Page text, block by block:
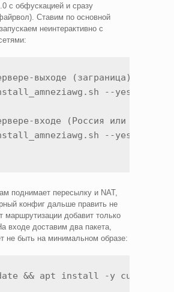
с обфускацией и сразу
Ставим по основной
неинтерактивно с
выходе (заграница)
--yes --
входе (Россия или рядом)
поднимает пересылку и NAT,
конфиг дальше править не
маршрутизации добавит только
входе доставим два пакета,
не быть на минимальном образе: